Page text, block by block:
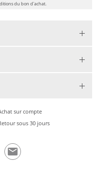
du bon d'achat.
sur compte
sous 30 jours